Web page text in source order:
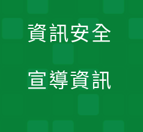
資訊安全
宣導資訊